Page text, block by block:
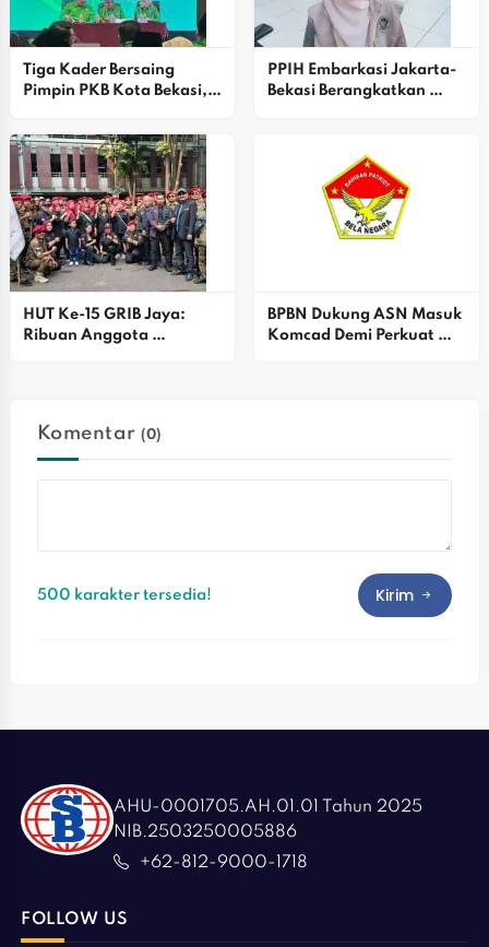
Tiga Kader Bersaing
Pimpin PKB Kota Bekasi,
Persen
PPIH Embarkasi Jakarta-
Bekasi Berangkatkan
HUT Ke-15 GRIB Jaya:
Ribuan Anggota
BPBN Dukung ASN Masuk
Komcad Demi Perkuat
Komentar(0)
500 karakter tersedia! Kirim
AHU-0001705.AH.01.01 Tahun 2025
NIB.2503250005886
+62-812-9000-1718
FOLLOW US